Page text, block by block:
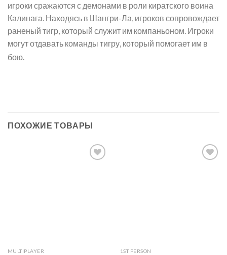
игроки сражаются с демонами в роли киратского воина
Калинага. Находясь в Шангри-Ла, игроков сопровождает
раненый тигр, который служит им компаньоном. Игроки
могут отдавать команды тигру, который помогает им в
бою.
ПОХОЖИЕ ТОВАРЫ
MULTIPLAYER 1ST PERSON